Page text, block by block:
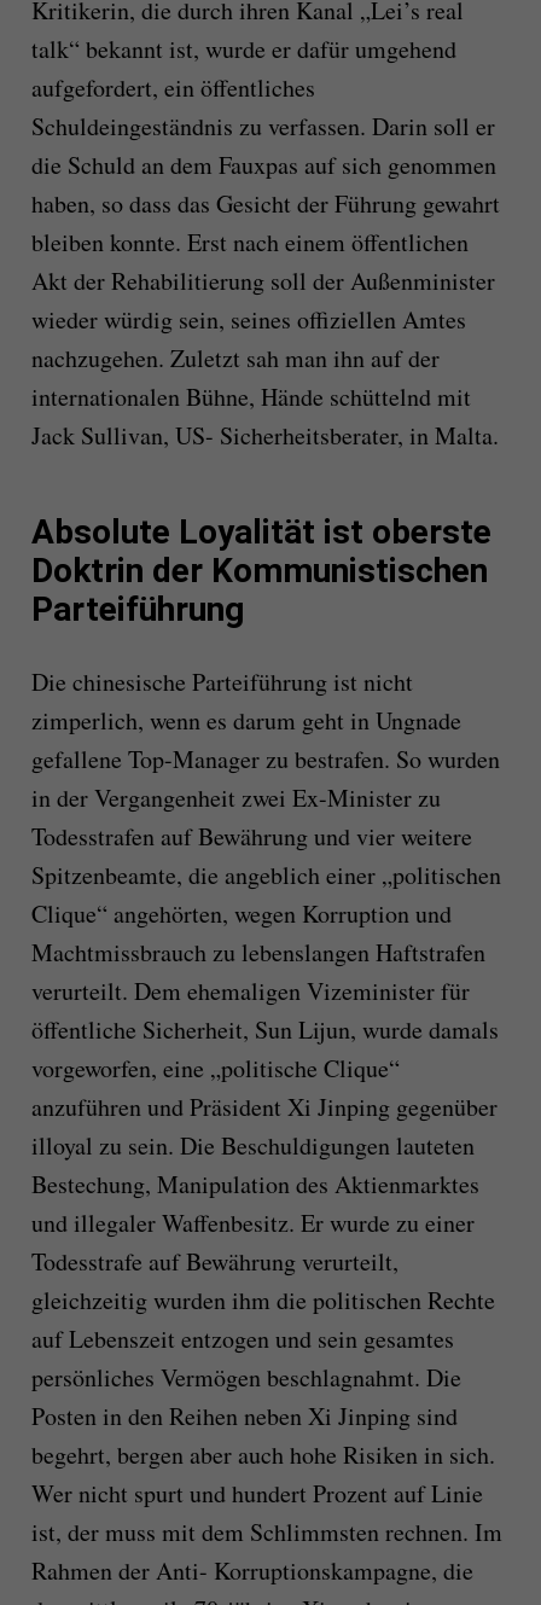
Kritikerin, die durch ihren Kanal „Lei’s real
talk“ bekannt ist, wurde er dafür umgehend
aufgefordert, ein öffentliches
Schuldeingeständnis zu verfassen. Darin soll er
die Schuld an dem Fauxpas auf sich genommen
haben, so dass das Gesicht der Führung gewahrt
bleiben konnte. Erst nach einem öffentlichen
Akt der Rehabilitierung soll der Außenminister
wieder würdig sein, seines offiziellen Amtes
nachzugehen. Zuletzt sah man ihn auf der
internationalen Bühne, Hände schüttelnd mit
Jack Sullivan, US- Sicherheitsberater, in Malta.
Absolute Loyalität ist oberste
Doktrin der Kommunistischen
Parteiführung
Die chinesische Parteiführung ist nicht
zimperlich, wenn es darum geht in Ungnade
gefallene Top-Manager zu bestrafen. So wurden
in der Vergangenheit zwei Ex-Minister zu
Todesstrafen auf Bewährung und vier weitere
Spitzenbeamte, die angeblich einer „politischen
Clique“ angehörten, wegen Korruption und
Machtmissbrauch zu lebenslangen Haftstrafen
verurteilt. Dem ehemaligen Vizeminister für
öffentliche Sicherheit, Sun Lijun, wurde damals
vorgeworfen, eine „politische Clique“
anzuführen und Präsident Xi Jinping gegenüber
illoyal zu sein. Die Beschuldigungen lauteten
Bestechung, Manipulation des Aktienmarktes
und illegaler Waffenbesitz. Er wurde zu einer
Todesstrafe auf Bewährung verurteilt,
gleichzeitig wurden ihm die politischen Rechte
auf Lebenszeit entzogen und sein gesamtes
persönliches Vermögen beschlagnahmt. Die
Posten in den Reihen neben Xi Jinping sind
begehrt, bergen aber auch hohe Risiken in sich.
Wer nicht spurt und hundert Prozent auf Linie
ist, der muss mit dem Schlimmsten rechnen. Im
Rahmen der Anti- Korruptionskampagne, die